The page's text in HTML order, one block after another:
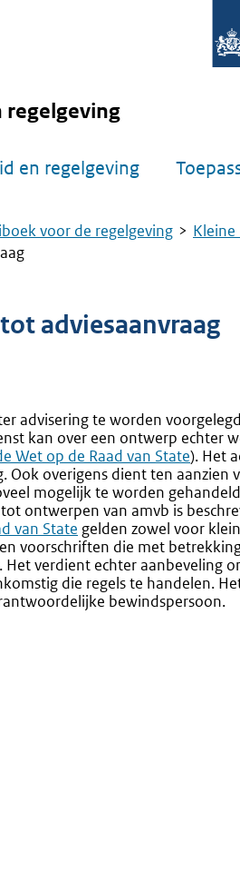
regelgeving
en regelgeving
voor de regelgeving
adviesaanvraag
advisering te worden
kan over een ontwerp echter
Wet op de Raad van State). Het
overigens dient ten aanzien
mogelijk te worden
ontwerpen van amvb is
van State gelden zowel voor
voorschriften die met
verdient echter aanbeveling
die regels te handelen.
bewindspersoon.